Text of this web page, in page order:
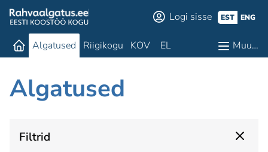
Logi sisse EST ENG
Algatused Riigikogu KOV EL Muu…
Algatused
Filtrid